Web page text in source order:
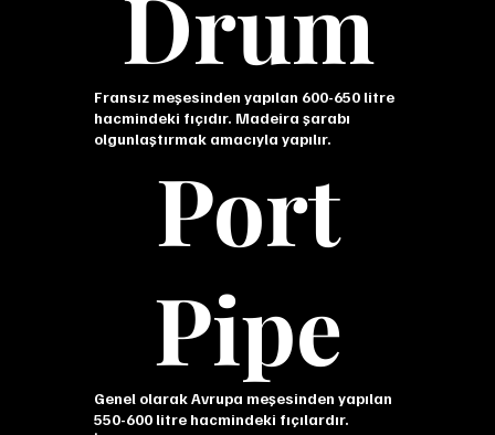
Drum
Fransız meşesinden yapılan 600-650 litre
hacmindeki fıçıdır. Madeira şarabı
olgunlaştırmak amacıyla yapılır.
Port
Pipe
Genel olarak Avrupa meşesinden yapılan
550-600 litre hacmindeki fıçılardır.